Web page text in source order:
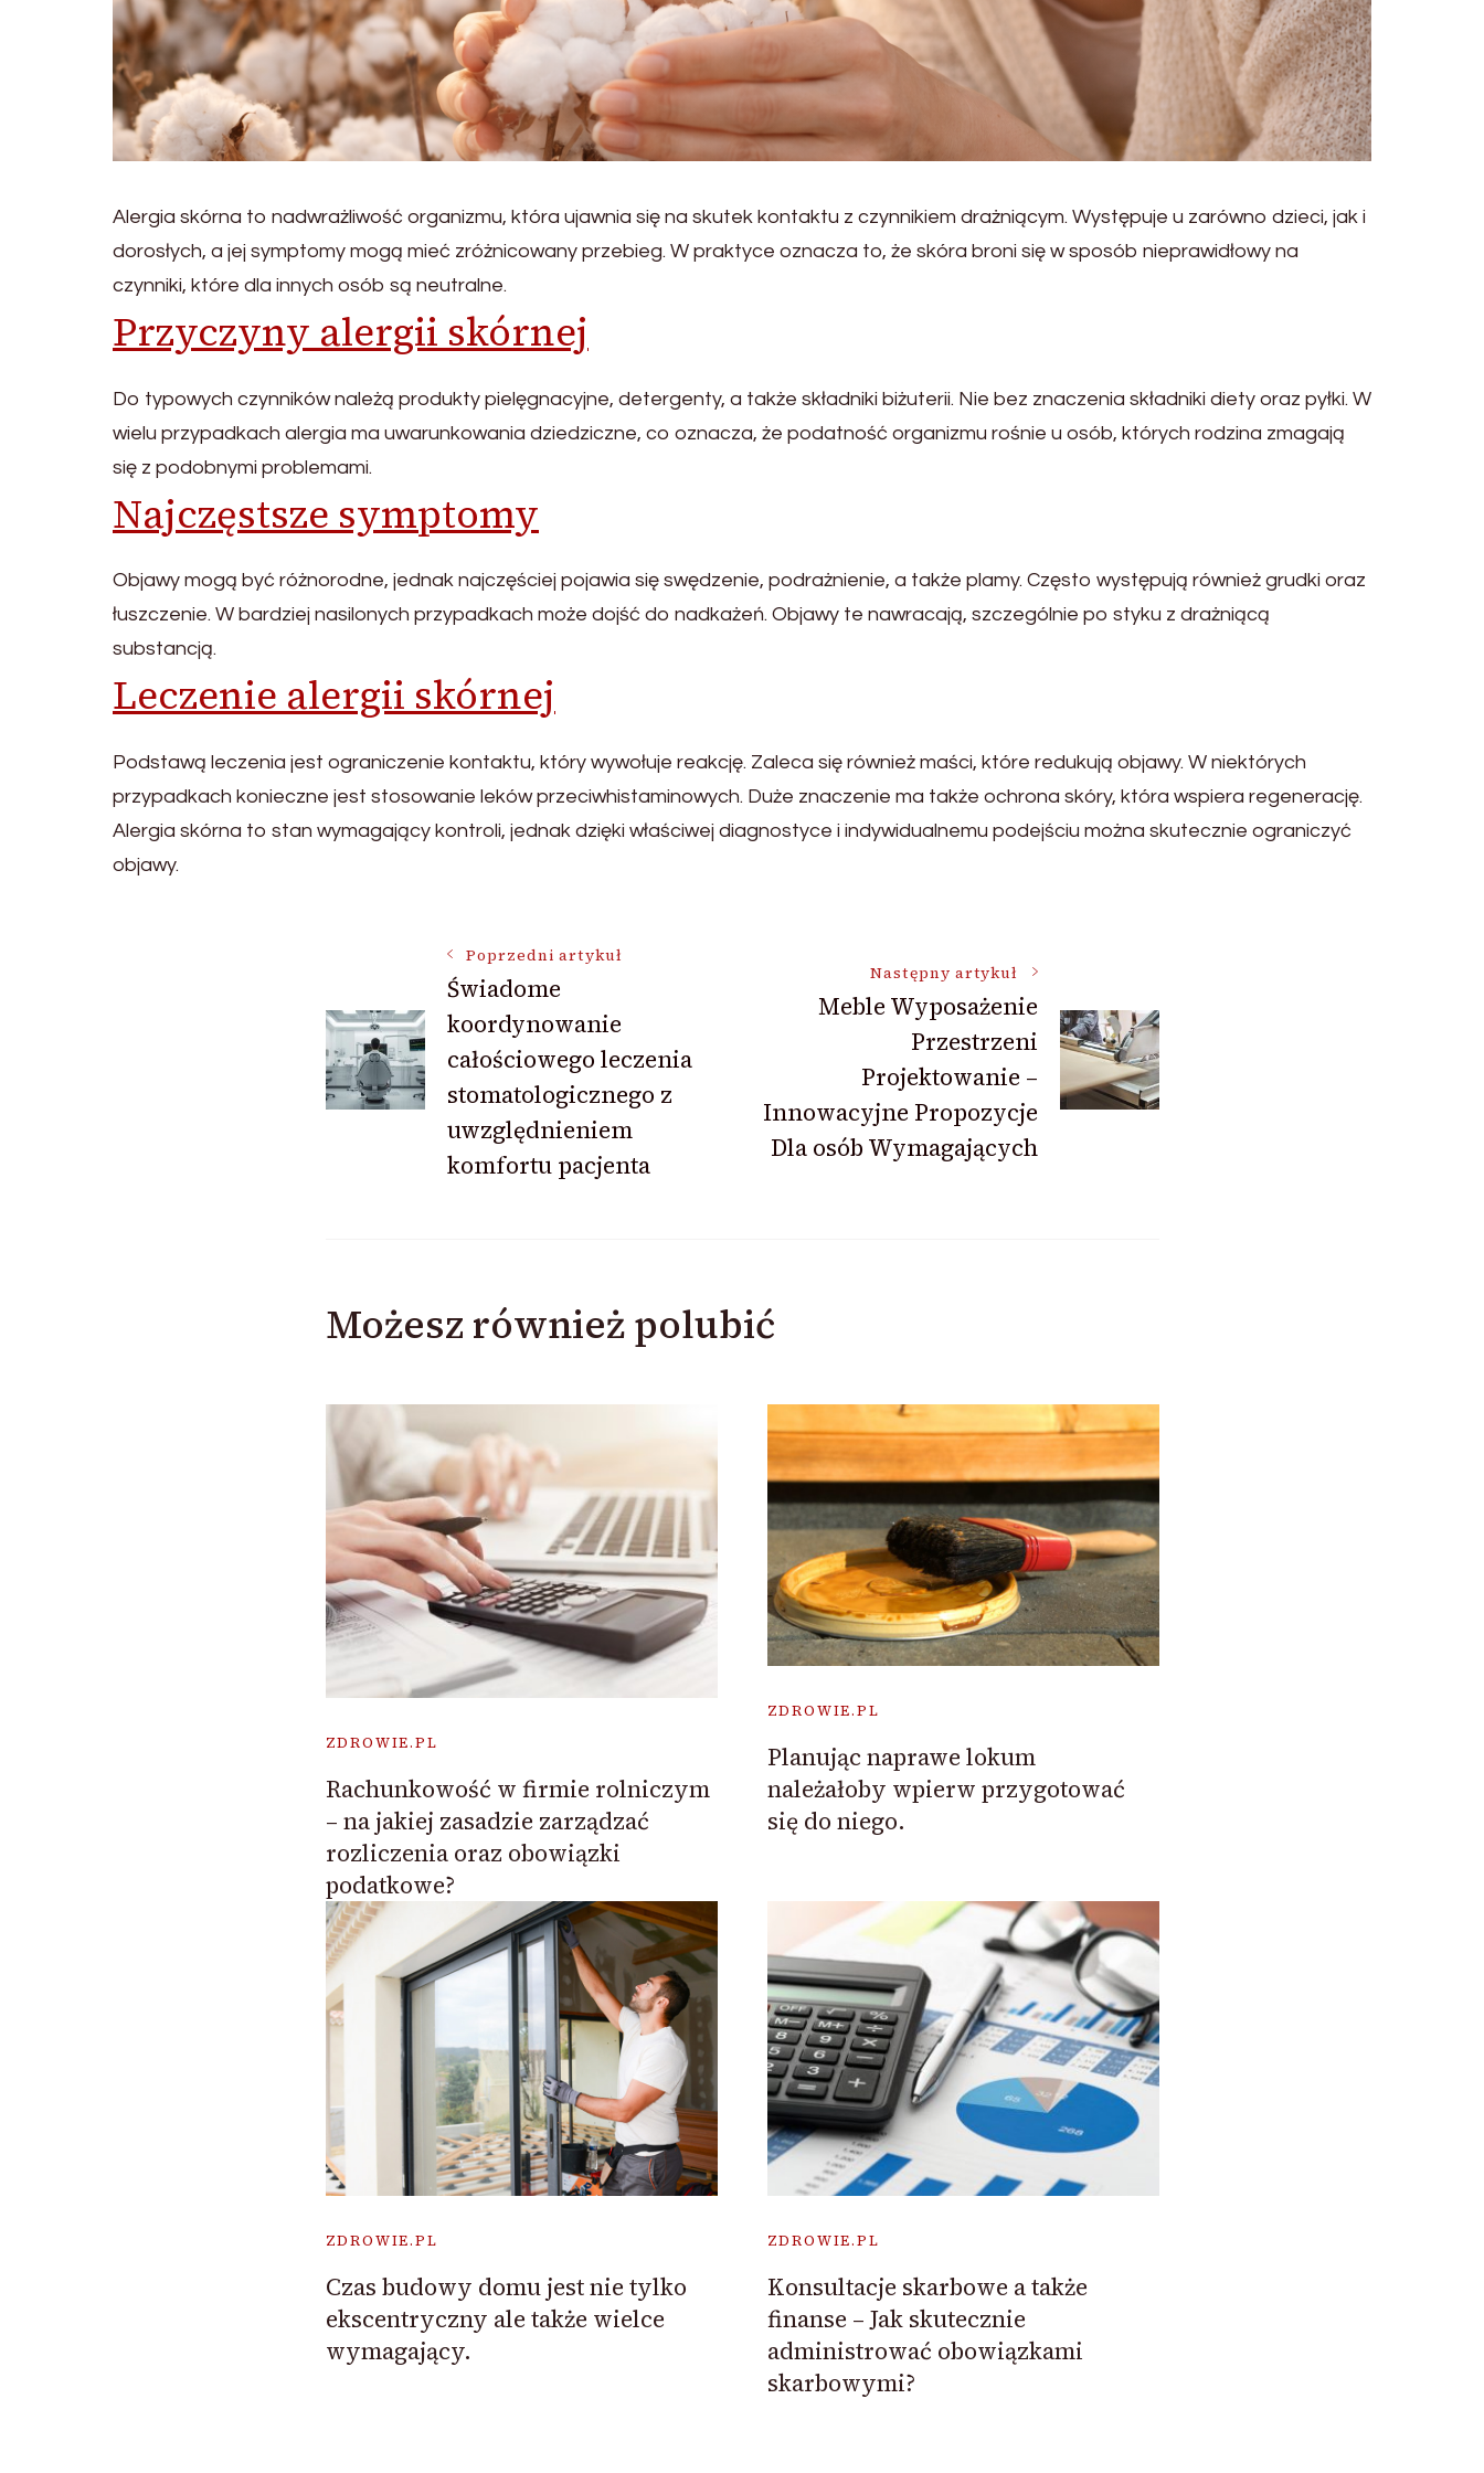
Alergia skórna to nadwrażliwość organizmu, która ujawnia się na skutek kontaktu z czynnikiem drażniącym. Występuje u zarówno dzieci, jak i
dorosłych, a jej symptomy mogą mieć zróżnicowany przebieg. W praktyce oznacza to, że skóra broni się w sposób nieprawidłowy na
czynniki, które dla innych osób są neutralne.
Przyczyny alergii skórnej
Do typowych czynników należą produkty pielęgnacyjne, detergenty, a także składniki biżuterii. Nie bez znaczenia składniki diety oraz pyłki. W
wielu przypadkach alergia ma uwarunkowania dziedziczne, co oznacza, że podatność organizmu rośnie u osób, których rodzina zmagają
się z podobnymi problemami.
Najczęstsze symptomy
Objawy mogą być różnorodne, jednak najczęściej pojawia się swędzenie, podrażnienie, a także plamy. Często występują również grudki oraz
łuszczenie. W bardziej nasilonych przypadkach może dojść do nadkażeń. Objawy te nawracają, szczególnie po styku z drażniącą
substancją.
Leczenie alergii skórnej
Podstawą leczenia jest ograniczenie kontaktu, który wywołuje reakcję. Zaleca się również maści, które redukują objawy. W niektórych
przypadkach konieczne jest stosowanie leków przeciwhistaminowych. Duże znaczenie ma także ochrona skóry, która wspiera regenerację.
Alergia skórna to stan wymagający kontroli, jednak dzięki właściwej diagnostyce i indywidualnemu podejściu można skutecznie ograniczyć
objawy.
Nawigacja
wpisu
Poprzedni artykuł
Świadome
koordynowanie
całościowego leczenia
stomatologicznego z
uwzględnieniem
komfortu pacjenta
Następny artykuł
Meble Wyposażenie
Przestrzeni
Projektowanie –
Innowacyjne Propozycje
Dla osób Wymagających
Możesz również polubić
ZDROWIE.PL
Rachunkowość w firmie rolniczym
– na jakiej zasadzie zarządzać
rozliczenia oraz obowiązki
podatkowe?
ZDROWIE.PL
Planując naprawe lokum
należałoby wpierw przygotować
się do niego.
ZDROWIE.PL
Czas budowy domu jest nie tylko
ekscentryczny ale także wielce
wymagający.
ZDROWIE.PL
Konsultacje skarbowe a także
finanse – Jak skutecznie
administrować obowiązkami
skarbowymi?